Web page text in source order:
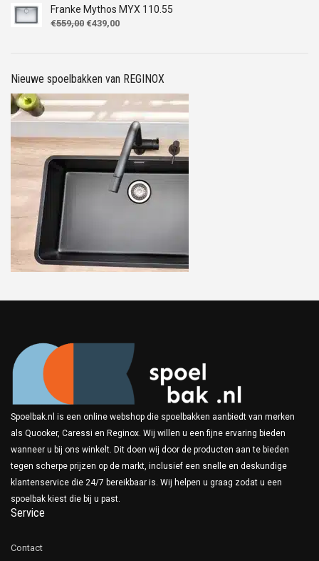
€411,00.€349,00.
Franke Mythos MYX 110.55
€559,00 Oorspronkelijke
€439,00Huidige
Nieuwe spoelbakken van REGINOX
Spoelbak.nl is een online webshop die spoelbakken aanbiedt van merken
als Quooker, Caressi en Reginox. Wij willen u een fijne ervaring bieden
wanneer u bij ons winkelt. Dit doen wij door de producten aan te bieden
tegen scherpe prijzen op de markt, inclusief een snelle en deskundige
klantenservice die 24/7 bereikbaar is. Wij helpen u graag zodat u een
spoelbak kiest die bij u past.
Service
Contact